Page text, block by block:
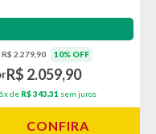
- VEDA
2.279,90 10% OFF
R$ 2.059,90
de R$ 343,31 sem juros
CONFIRA